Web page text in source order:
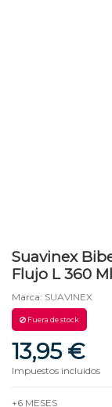
Suavinex
Flujo L 360 Ml
Marca: SUAVINEX
Fuera de stock
13,95 €
Impuestos incluidos
+6 MESES